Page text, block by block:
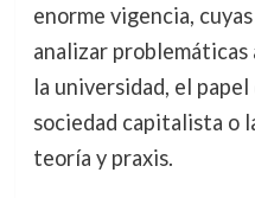
enorme vigencia,
analizar problemáticas
la universidad, el
sociedad capitalista o
teoría y praxis.